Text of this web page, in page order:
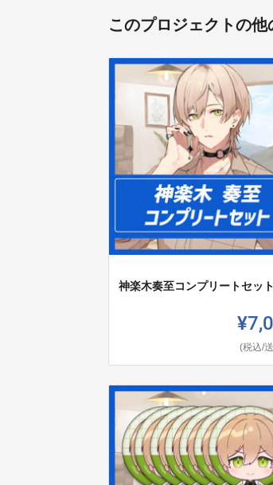
このプロジェクトの他
神楽木奏至コンプリートセット
(税込/